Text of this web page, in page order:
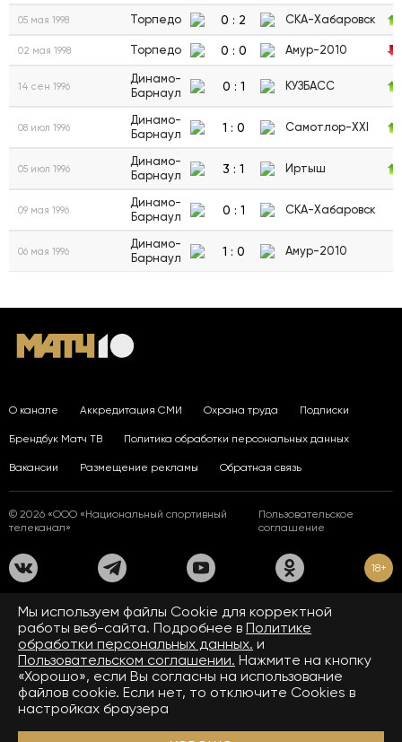
05 мая 1998 Торпедо 0 : 2 СКА-Хабаровск
02 мая 1998 Торпедо 0 : 0 Амур-2010
14 сен 1996
Динамо-
Барнаул
0 : 1 КУЗБАСС
08 июл 1996
Динамо-
Барнаул
1 : 0 Самотлор-XXI
05 июл 1996
Динамо-
Барнаул
3 : 1 Иртыш
09 мая 1996
Динамо-
Барнаул
0 : 1 СКА-Хабаровск
06 мая 1996
Динамо-
Барнаул
1 : 0 Амур-2010
О канале Аккредитация СМИ Охрана труда Подписки
Брендбук Матч ТВ Политика обработки персональных данных
Вакансии Размещение рекламы Обратная связь
© 2026 «ООО «Национальный спортивный
телеканал»
Пользовательское
соглашение
18+
На сайте применяются рекомендательные технологии. Подробнее
Правилах применения рекомендательных технологий.
Средство массовой информации сетевое издание «www.matchtv.ru»
зарегистрировано Федеральной службой по надзору в сфере связи,
информационных технологий и массовых коммуникаций (Роскомнадзор).
Свидетельство о регистрации средства массовой информации ЭЛ № ФС 77 - 72390
от 28.02.2018. Название — www.matchtv.ru.
Учредитель (соучредители) СМИ сетевого издания «www.matchtv.ru»: ООО
«Национальный спортивный телеканал», главный редактор СМИ сетевого издания
Мы используем файлы Сookie для корректной
работы веб-сайта. Подробнее в Политике
обработки персональных данных. и
Пользовательском соглашении. Нажмите на кнопку
«Хорошо», если Вы согласны на использование
файлов cookie. Если нет, то отключите Cookies в
настройках браузера